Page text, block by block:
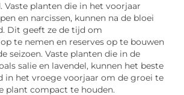
Vaste planten die in het voorjaar
en narcissen, kunnen na de bloei
Dit geeft ze de tijd om
te nemen en reserves op te bouwen
seizoen. Vaste planten die in de
salie en lavendel, kunnen het beste
in het vroege voorjaar om de groei te
plant compact te houden.